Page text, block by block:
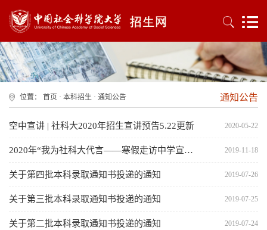
位置： 首页 · 本科招生 · 通知公告 通知公告
2020-05-22
空中宣讲 | 社科大2020年招生宣讲预告5.22更新
2019-11-18
2020年“我为社科大代言——寒假走访中学宣传活动”报名通知
2019-07-26
关于第四批本科录取通知书投递的通知
2019-07-25
关于第三批本科录取通知书投递的通知
2019-07-24
关于第二批本科录取通知书投递的通知